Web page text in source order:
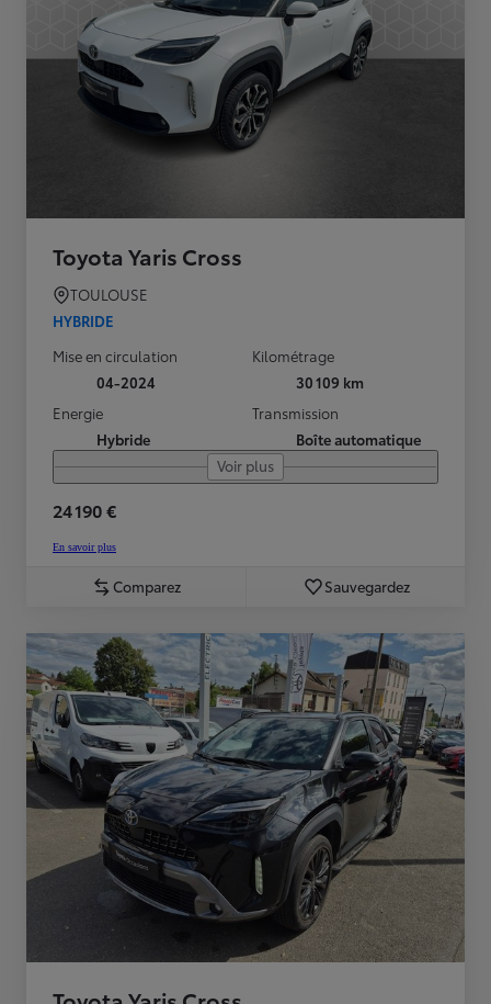
Toyota Yaris Cross
TOULOUSE
HYBRIDE
Mise en circulation
04-2024
Kilométrage
30 109 km
Energie
Hybride
Transmission
Boîte automatique
Voir plus
24 190 €
En savoir plus
Comparez Sauvegardez